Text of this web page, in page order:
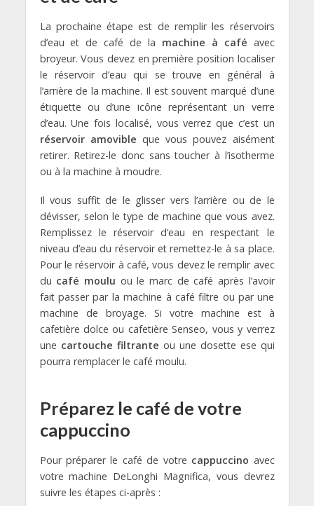
La prochaine étape est de remplir les réservoirs
d’eau et de café de la machine à café avec
broyeur. Vous devez en première position localiser
le réservoir d’eau qui se trouve en général à
l’arrière de la machine. Il est souvent marqué d’une
étiquette ou d’une icône représentant un verre
d’eau. Une fois localisé, vous verrez que c’est un
réservoir amovible que vous pouvez aisément
retirer. Retirez-le donc sans toucher à l’isotherme
ou à la machine à moudre.
Il vous suffit de le glisser vers l’arrière ou de le
dévisser, selon le type de machine que vous avez.
Remplissez le réservoir d’eau en respectant le
niveau d’eau du réservoir et remettez-le à sa place.
Pour le réservoir à café, vous devez le remplir avec
du café moulu ou le marc de café après l’avoir
fait passer par la machine à café filtre ou par une
machine de broyage. Si votre machine est à
cafetière dolce ou cafetière Senseo, vous y verrez
une cartouche filtrante ou une dosette ese qui
pourra remplacer le café moulu.
Préparez le café de votre
cappuccino
Pour préparer le café de votre cappuccino avec
votre machine DeLonghi Magnifica, vous devrez
suivre les étapes ci-après :